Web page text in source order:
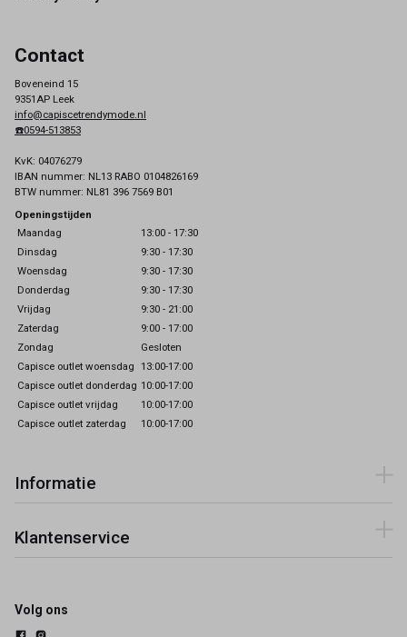
Contact
Boveneind 15
9351AP Leek
info@capiscetrendymode.nl
☎️0594-513853
KvK: 04076279
IBAN nummer: NL13 RABO 0104826169
BTW nummer: NL81 396 7569 B01
Openingstijden
Maandag
13:00 - 17:30
Dinsdag
9:30 - 17:30
Woensdag
9:30 - 17:30
Donderdag
9:30 - 17:30
Vrijdag
9:30 - 21:00
Zaterdag
9:00 - 17:00
Zondag
Gesloten
Capisce outlet woensdag 13:00-17:00
Capisce outlet donderdag 10:00-17:00
Capisce outlet vrijdag
10:00-17:00
Capisce outlet zaterdag
10:00-17:00
Informatie
Klantenservice
Volg ons